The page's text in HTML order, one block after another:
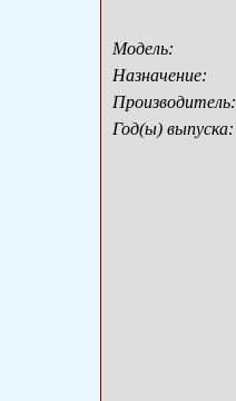
Модель:
Назначение:
Производитель:
Год(ы) выпуска: